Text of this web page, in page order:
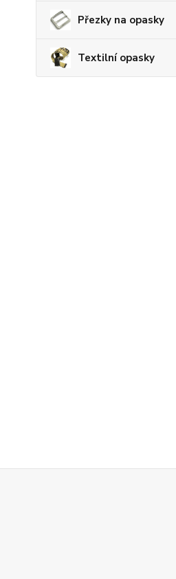
Přezky na opasky
Textilní opasky